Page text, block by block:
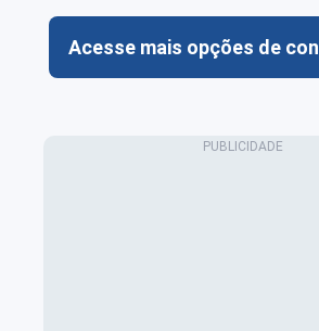
Acesse mais opções de